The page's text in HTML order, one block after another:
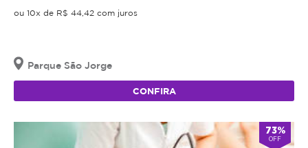
ou 10x de R$ 44,42 com juros
Parque São Jorge
CONFIRA
73%
OFF